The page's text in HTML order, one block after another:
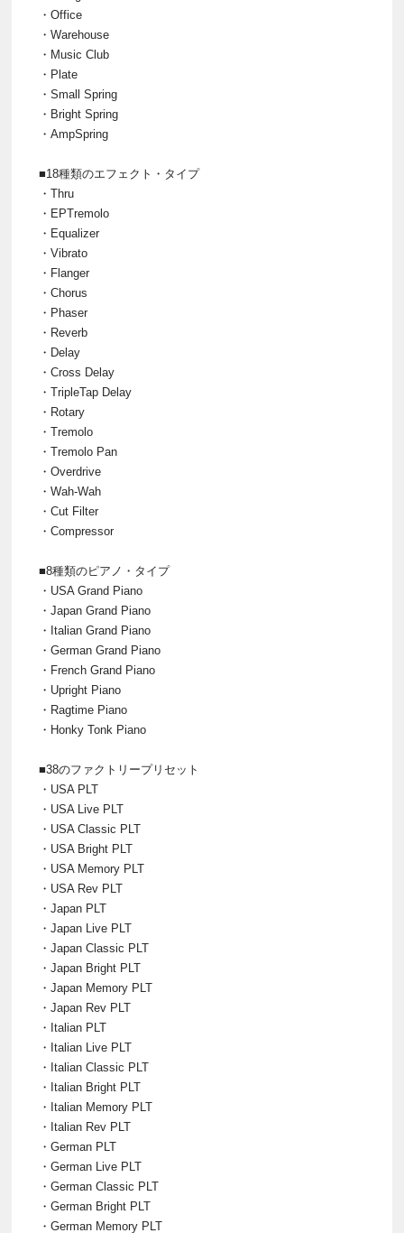
・Office
・Warehouse
・Music Club
・Plate
・Small Spring
・Bright Spring
・AmpSpring
■18種類のエフェクト・タイプ
・Thru
・EPTremolo
・Equalizer
・Vibrato
・Flanger
・Chorus
・Phaser
・Reverb
・Delay
・Cross Delay
・TripleTap Delay
・Rotary
・Tremolo
・Tremolo Pan
・Overdrive
・Wah-Wah
・Cut Filter
・Compressor
■8種類のピアノ・タイプ
・USA Grand Piano
・Japan Grand Piano
・Italian Grand Piano
・German Grand Piano
・French Grand Piano
・Upright Piano
・Ragtime Piano
・Honky Tonk Piano
■38のファクトリープリセット
・USA PLT
・USA Live PLT
・USA Classic PLT
・USA Bright PLT
・USA Memory PLT
・USA Rev PLT
・Japan PLT
・Japan Live PLT
・Japan Classic PLT
・Japan Bright PLT
・Japan Memory PLT
・Japan Rev PLT
・Italian PLT
・Italian Live PLT
・Italian Classic PLT
・Italian Bright PLT
・Italian Memory PLT
・Italian Rev PLT
・German PLT
・German Live PLT
・German Classic PLT
・German Bright PLT
・German Memory PLT